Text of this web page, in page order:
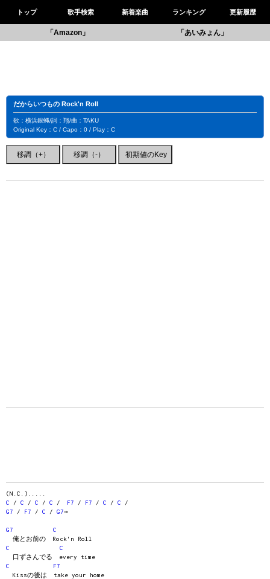
トップ 歌手検索 新着楽曲 ランキング 更新履歴
「Amazon」 「あいみょん」
だからいつもの Rock'n Roll
歌：横浜銀蝿/詞：翔/曲：TAKU
Original Key：C / Capo：0 / Play：C
(N.C.).....
C / C / C / C / F7 / F7 / C / C /
G7 / F7 / C / G7→
G7
C
俺とお前の Rock'n Roll
C
C
口ずさんでる every time
C
F7
Kissの後は take your home